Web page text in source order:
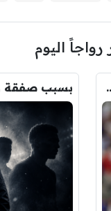
رواجاً اليوم
قيمة الصفقة والراتب